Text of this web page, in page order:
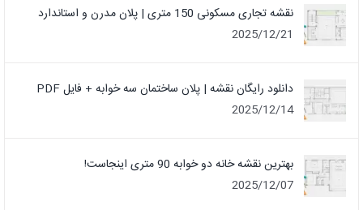
نقشه تجاری مسکونی 150 متری | پلان مدرن و استاندارد
2025/12/21
دانلود رایگان نقشه | پلان ساختمان سه خوابه + فایل PDF
2025/12/14
بهترین نقشه خانه دو خوابه 90 متری اینجاست!
2025/12/07